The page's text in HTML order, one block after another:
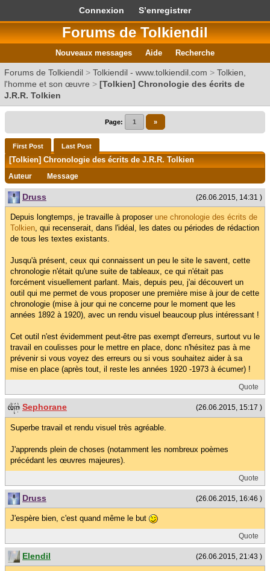
Connexion S’enregistrer
Forums de Tolkiendil
Nouveaux messages Aide Recherche
Forums de Tolkiendil > Tolkiendil - www.tolkiendil.com > Tolkien,
l'homme et son œuvre > [Tolkien] Chronologie des écrits de
J.R.R. Tolkien
Page: 1 »
First Post Last Post
[Tolkien] Chronologie des écrits de J.R.R. Tolkien
Auteur Message
(26.06.2015, 14:31 )
Druss
Depuis longtemps, je travaille à proposer une chronologie des écrits de
Tolkien, qui recenserait, dans l'idéal, les dates ou périodes de rédaction
de tous les textes existants.
Jusqu'à présent, ceux qui connaissent un peu le site le savent, cette
chronologie n'était qu'une suite de tableaux, ce qui n'était pas
forcément visuellement parlant. Mais, depuis peu, j'ai découvert un
outil qui me permet de vous proposer une première mise à jour de cette
chronologie (mise à jour qui ne concerne pour le moment que les
années 1892 à 1920), avec un rendu visuel beaucoup plus intéressant !
Cet outil n'est évidemment peut-être pas exempt d'erreurs, surtout vu le
travail en coulisses pour le mettre en place, donc n'hésitez pas à me
prévenir si vous voyez des erreurs ou si vous souhaitez aider à sa
mise en place (après tout, il reste les années 1920 -1973 à écumer) !
Quote
(26.06.2015, 15:17 )
Sephorane
Superbe travail et rendu visuel très agréable.
J'apprends plein de choses (notamment les nombreux poèmes
précédant les œuvres majeures).
Quote
(26.06.2015, 16:46 )
Druss
J'espère bien, c'est quand même le but
Quote
(26.06.2015, 21:43 )
Elendil